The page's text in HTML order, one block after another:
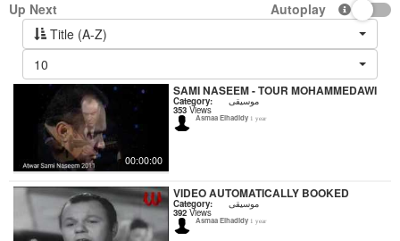
Up Next
Autoplay
Title (A-Z)
10
00:00:00
SAMI NASEEM - TOUR MOHAMMEDAWI
Category: موسيقى
353 Views
Asmaa Elhadidy 1 year
VIDEO AUTOMATICALLY BOOKED
Category: موسيقى
392 Views
Asmaa Elhadidy 1 year